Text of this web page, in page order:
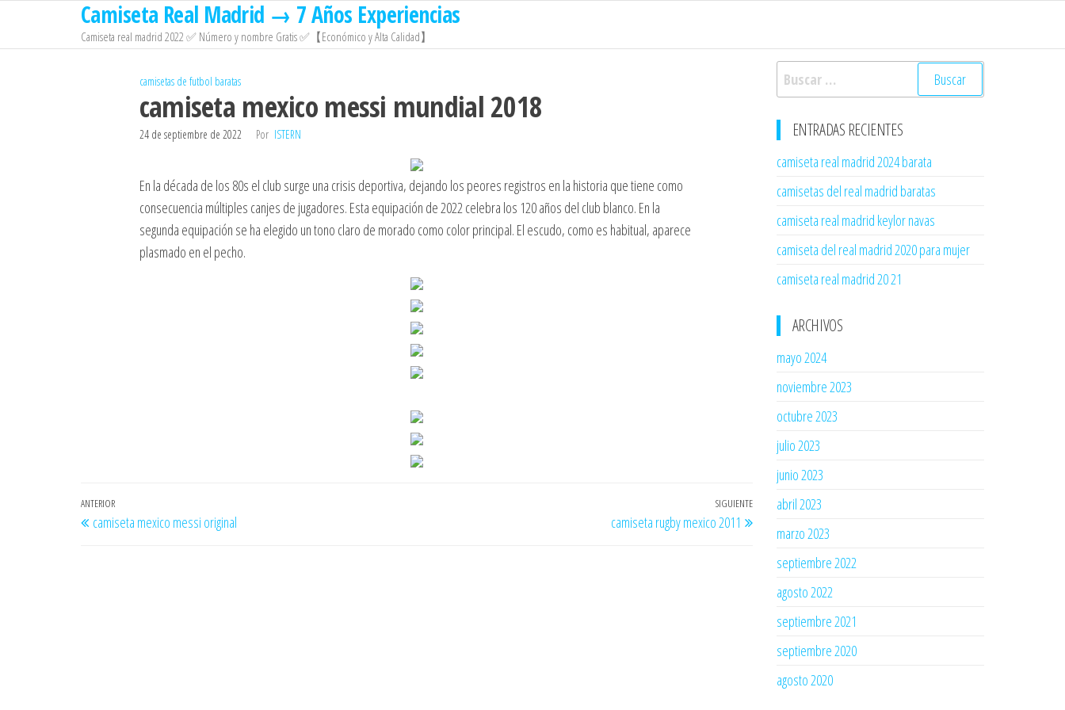
contenido
Camiseta Real Madrid → 7 Años Experiencias
Camiseta real madrid 2022 ✅ Número y nombre Gratis ✅【Económico y Alta Calidad】
camisetas de futbol baratas
camiseta mexico messi mundial 2018
24 de septiembre de 2022 Por ISTERN
En la década de los 80s el club surge una crisis deportiva, dejando los peores registros en la historia que tiene como
consecuencia múltiples canjes de jugadores. Esta equipación de 2022 celebra los 120 años del club blanco. En la
segunda equipación se ha elegido un tono claro de morado como color principal. El escudo, como es habitual, aparece
plasmado en el pecho.
Navegación
de
Entrada
anterior
ANTERIOR
camiseta mexico messi original
Entrada
siguiente
SIGUIENTE
camiseta rugby mexico 2011
Buscar:
ENTRADAS RECIENTES
camiseta real madrid 2024 barata
camisetas del real madrid baratas
camiseta real madrid keylor navas
camiseta del real madrid 2020 para mujer
camiseta real madrid 20 21
ARCHIVOS
mayo 2024
noviembre 2023
octubre 2023
julio 2023
junio 2023
abril 2023
marzo 2023
septiembre 2022
agosto 2022
septiembre 2021
septiembre 2020
agosto 2020